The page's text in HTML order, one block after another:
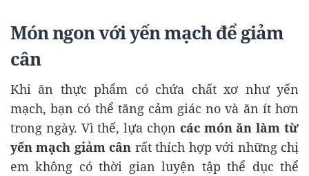
Món ngon với yến mạch để giảm
cân
Khi ăn thực phẩm có chứa chất xơ như yến
mạch, bạn có thể tăng cảm giác no và ăn ít hơn
trong ngày. Vì thế, lựa chọn các món ăn làm từ
yến mạch giảm cân rất thích hợp với những chị
em không có thời gian luyện tập thể dục thể